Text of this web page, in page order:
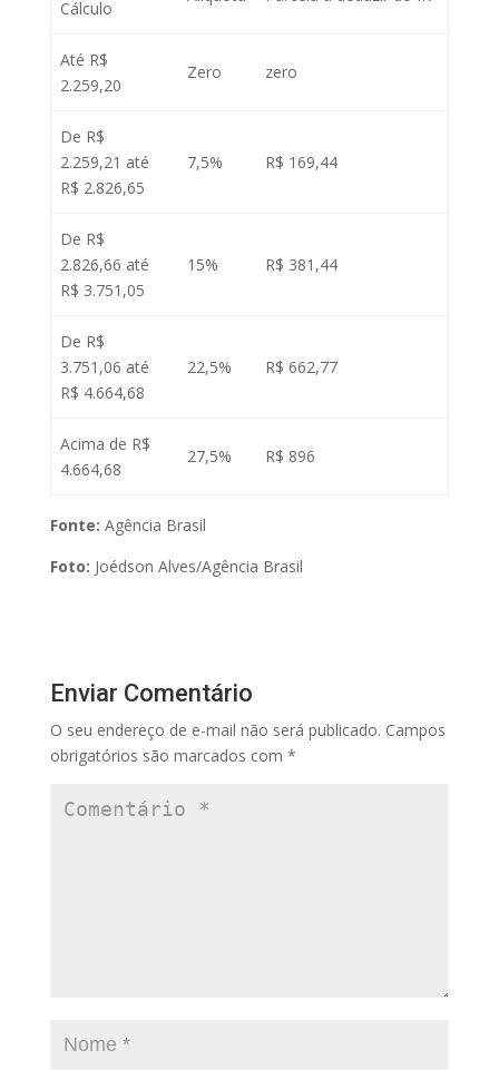
Cálculo
Até R$
2.259,20
Zero zero
De R$
2.259,21 até
R$ 2.826,65
7,5% R$ 169,44
De R$
2.826,66 até
R$ 3.751,05
15% R$ 381,44
De R$
3.751,06 até
R$ 4.664,68
22,5% R$ 662,77
Acima de R$
4.664,68
27,5% R$ 896
Fonte: Agência Brasil
Foto: Joédson Alves/Agência Brasil
Enviar Comentário
O seu endereço de e-mail não será publicado. Campos
obrigatórios são marcados com *